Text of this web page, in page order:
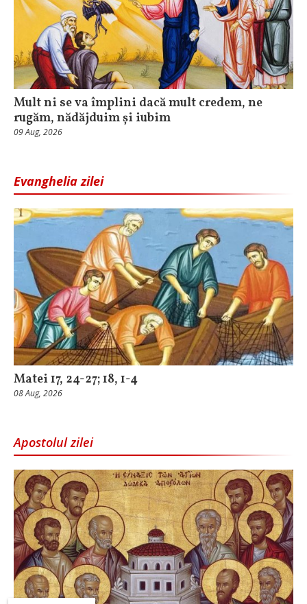
Mult ni se va împlini dacă mult credem, ne
rugăm, nădăjduim și iubim
09 Aug, 2026
Evanghelia zilei
Matei 17, 24-27; 18, 1-4
08 Aug, 2026
Apostolul zilei